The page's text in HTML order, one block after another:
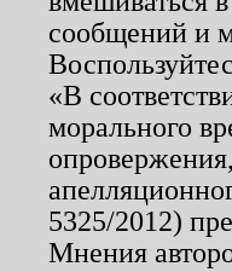
сообщений и
«В
морального
5325/2012)
Мнения